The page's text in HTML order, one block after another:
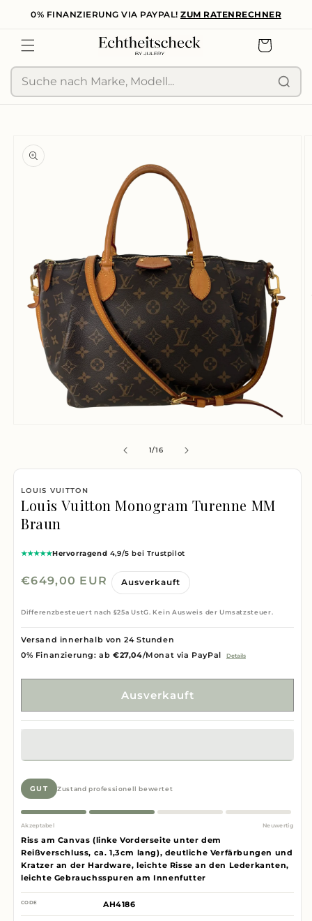
zum
0% FINANZIERUNG VIA PAYPAL! ZUM RATENRECHNER
Warenkorb
Suche
öffnen
1/von
16
LOUIS VUITTON
Louis Vuitton Monogram Turenne MM
Braun
★★★★★Hervorragend 4,9/5 bei Trustpilot
Normaler
€649,00 EUR Ausverkauft
Differenzbesteuert nach §25a UstG. Kein Ausweis der Umsatzsteuer.
Versand innerhalb von 24 Stunden
0% Finanzierung: ab €27,04/Monat via PayPal Details
Ausverkauft
GUT Zustand professionell bewertet
Akzeptabel Neuwertig
Riss am Canvas (linke Vorderseite unter dem
Reißverschluss, ca. 1,3cm lang), deutliche Verfärbungen und
Kratzer an der Hardware, leichte Risse an den Lederkanten,
leichte Gebrauchsspuren am Innenfutter
CODE AH4186